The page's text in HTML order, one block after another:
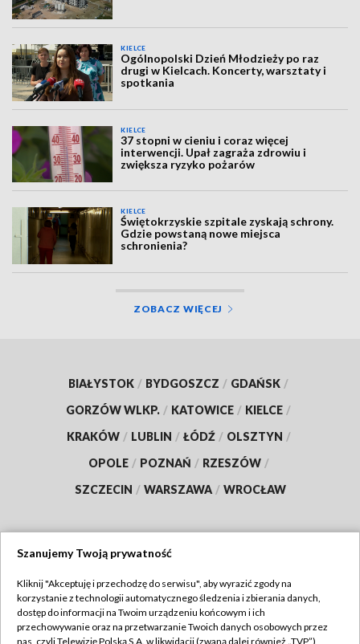
KIELCE
Ogólnopolski Dzień Młodzieży po raz
drugi w Kielcach. Koncerty, warsztaty i
spotkania
KIELCE
37 stopni w cieniu i coraz więcej
interwencji. Upał zagraża zdrowiu i
zwiększa ryzyko pożarów
KIELCE
Świętokrzyskie szpitale zyskają schrony.
Gdzie powstaną nowe miejsca
schronienia?
ZOBACZ WIĘCEJ
BIAŁYSTOK / BYDGOSZCZ / GDAŃSK /
GORZÓW WLKP. / KATOWICE / KIELCE /
KRAKÓW / LUBLIN / ŁÓDŹ / OLSZTYN /
OPOLE / POZNAŃ / RZESZÓW /
SZCZECIN / WARSZAWA / WROCŁAW
TVP
Abonament TVP
Regulamin TVP
Szanujemy Twoją prywatność
Kliknij "Akceptuję i przechodzę do serwisu", aby wyrazić zgody na
korzystanie z technologii automatycznego śledzenia i zbierania danych,
dostęp do informacji na Twoim urządzeniu końcowym i ich
przechowywanie oraz na przetwarzanie Twoich danych osobowych przez
nas, czyli Telewizję Polską S.A. w likwidacji (zwaną dalej również „TVP”),